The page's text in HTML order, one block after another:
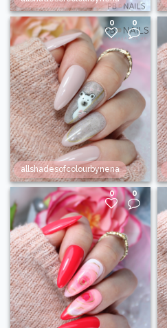
0 0
allshadesofcolourbynena
0 0